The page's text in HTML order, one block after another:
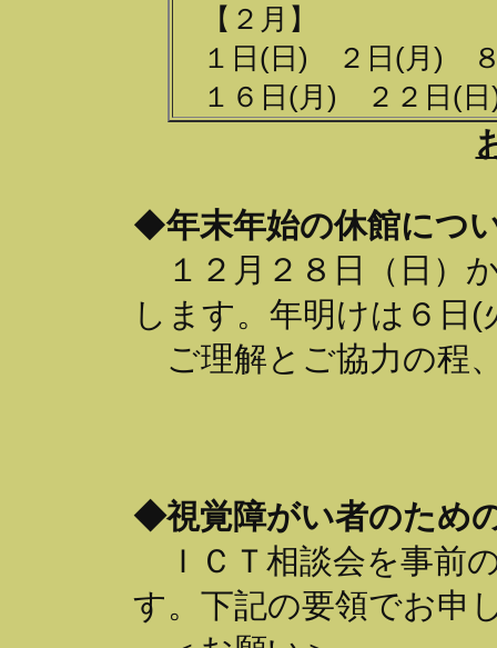
【２月】
１日(日) ２日(月)
１６日(月) ２２日(日
◆年末年始の休館につ
１２月２８日（日）
します。年明けは６日
ご理解とご協力の程
◆視覚障がい者のため
ＩＣＴ相談会を事前
す。下記の要領でお申